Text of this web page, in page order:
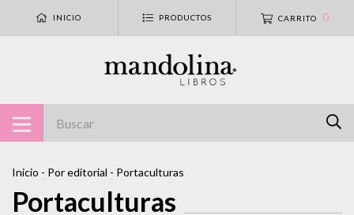
INICIO PRODUCTOS CARRITO 0
Inicio - Por editorial - Portaculturas
Portaculturas